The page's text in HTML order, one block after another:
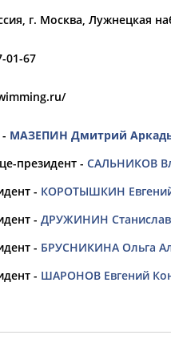
или
г. Москва, Лужнецкая
01-67
МАЗЕПИН Дмитрий
президент - САЛЬНИКОВ
- КОРОТЫШКИН Евгений
- ДРУЖИНИН
- БРУСНИКИНА Ольга
- ШАРОНОВ Евгений